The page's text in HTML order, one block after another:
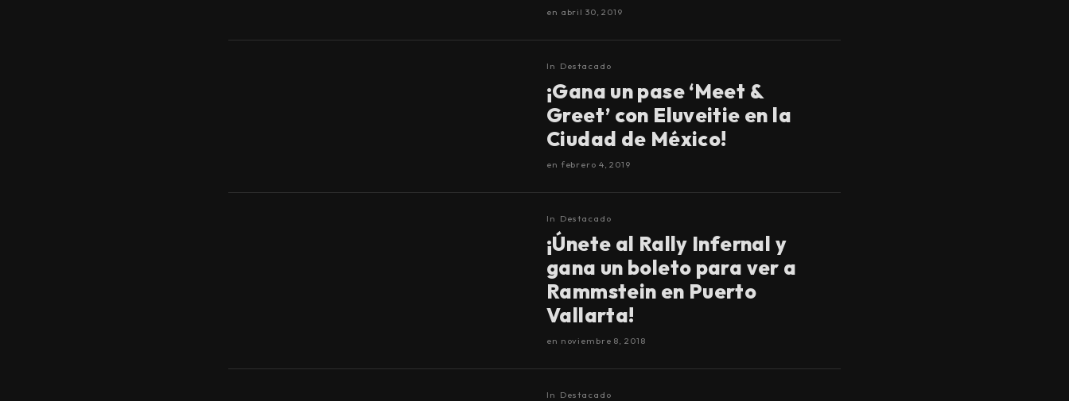
en abril 30, 2019
In Destacado
¡Gana un pase ‘Meet &
Greet’ con Eluveitie en la
Ciudad de México!
en febrero 4, 2019
In Destacado
¡Únete al Rally Infernal y
gana un boleto para ver a
Rammstein en Puerto
Vallarta!
en noviembre 8, 2018
In Destacado